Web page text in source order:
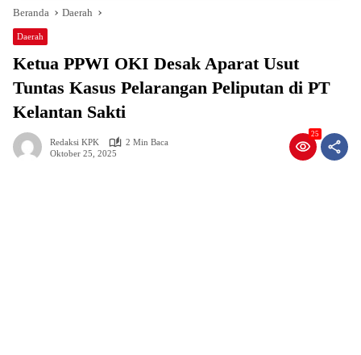
Beranda Daerah
Daerah
Ketua PPWI OKI Desak Aparat Usut
Tuntas Kasus Pelarangan Peliputan di PT
Kelantan Sakti
Redaksi KPK
2 Min Baca
Oktober 25, 2025
25